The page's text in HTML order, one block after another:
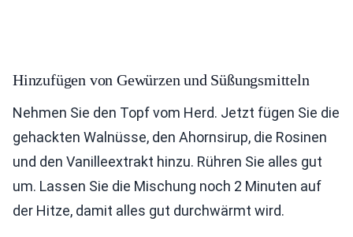
Hinzufügen von Gewürzen und Süßungsmitteln
Nehmen Sie den Topf vom Herd. Jetzt fügen Sie die
gehackten Walnüsse, den Ahornsirup, die Rosinen
und den Vanilleextrakt hinzu. Rühren Sie alles gut
um. Lassen Sie die Mischung noch 2 Minuten auf
der Hitze, damit alles gut durchwärmt wird.